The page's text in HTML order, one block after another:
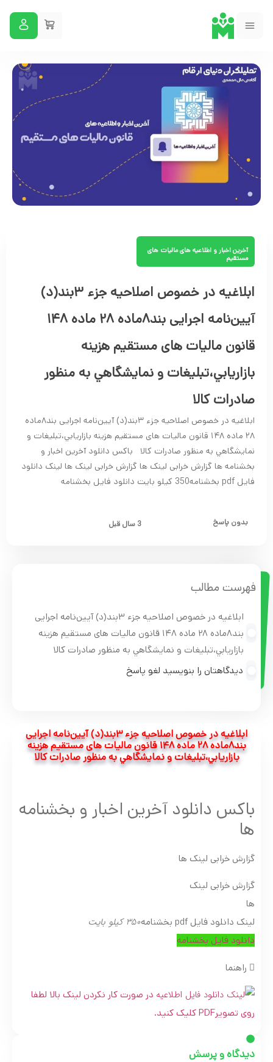
آخرین اخبار و اطلاعیه های مالیات های
مستقیم
ابلاغیه در خصوص اصلاحیه جزء ٣بند(د)
آیین‌نامه اجرایی بند٨ماده ٢٨ ماده ١۴٨
قانون مالیات های مستقیم هزينه
بازاريابي،تبليغات و نمايشگاهي به منظور
صادرات کالا
ابلاغیه در خصوص اصلاحیه جزء ٣بند(د) آیین‌نامه اجرایی بند٨ماده
٢٨ ماده ١۴٨ قانون مالیات های مستقیم هزينه بازاريابي،تبليغات و
نمايشگاهي به منظور صادرات کالا باکس دانلود آخرین اخبار و
بخشنامه ها گزارش خرابی لینک ها گزارش خرابی لینک ها لینک دانلود
فایل pdf بخشنامه350 کیلو بایت دانلود فایل بخشنامه
بدون پاسخ 3 سال قبل
فهرست مطالب
ابلاغیه در خصوص اصلاحیه جزء ٣بند(د) آیین‌نامه اجرایی
بند٨ماده ٢٨ ماده ١۴٨ قانون مالیات های مستقیم هزينه
بازاريابي،تبليغات و نمايشگاهي به منظور صادرات کالا
دیدگاهتان را بنویسید لغو پاسخ
ابلاغیه در خصوص اصلاحیه جزء ٣بند(د) آیین‌نامه اجرایی
بند٨ماده ٢٨ ماده ١۴٨ قانون مالیات های مستقیم هزينه
بازاريابي،تبليغات و نمايشگاهي به منظور صادرات کالا
باکس دانلود آخرین اخبار و بخشنامه
ها
گزارش خرابی لینک ها
گزارش خرابی لینک
ها
لینک دانلود فایل pdf بخشنامه
350 کیلو بایت
دانلود فایل بخشنامه
راهنما
در صورت کار نکردن لینک بالا لطفا
روی تصویرPDF کلیک کنید.
دیدگاه و پرسش